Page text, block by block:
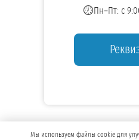
Пн–Пт: с
Мы используем файлы cookie для